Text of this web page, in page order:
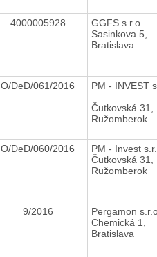
4000005928
GGFS s.r.o.
Sasinkova 5,
Bratislava
O/DeD/061/2016
PM - INVEST
Čutkovská 31,
Ružomberok
O/DeD/060/2016
PM - Invest
Čutkovská 31,
Ružomberok
9/2016
Pergamon
Chemická 1,
Bratislava